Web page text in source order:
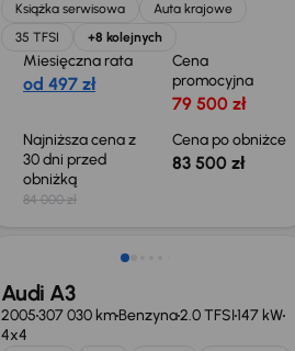
Książka serwisowa
Auta krajowe
35 TFSI
+8 kolejnych
Miesięczna rata
od 497 zł
Cena
promocyjna
79 500 zł
Najniższa cena z
30 dni przed
obniżką
84 000 zł
Cena po obniżce
83 500 zł
Taniej o 500 zł
Audi A3
2005307 030 kmBenzyna2.0 TFSI147 kW
4x4